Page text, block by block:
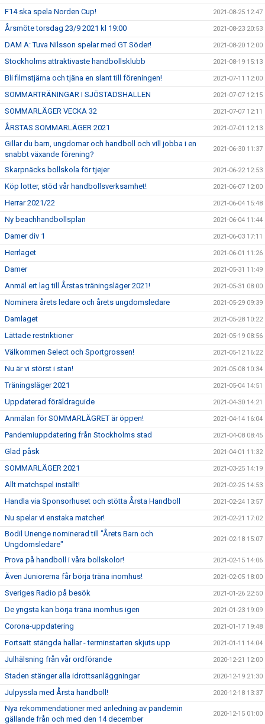
F14 ska spela Norden Cup! 2021-08-25 12:47
Årsmöte torsdag 23/9 2021 kl 19:00 2021-08-23 20:53
DAM A: Tuva Nilsson spelar med GT Söder! 2021-08-20 12:00
Stockholms attraktivaste handbollsklubb 2021-08-19 15:13
Bli filmstjärna och tjäna en slant till föreningen! 2021-07-11 12:00
SOMMARTRÄNINGAR I SJÖSTADSHALLEN 2021-07-07 12:15
SOMMARLÄGER VECKA 32 2021-07-07 12:11
ÅRSTAS SOMMARLÄGER 2021 2021-07-01 12:13
Gillar du barn, ungdomar och handboll och vill jobba i en
snabbt växande förening?
2021-06-30 11:37
Skarpnäcks bollskola för tjejer 2021-06-22 12:53
Köp lotter, stöd vår handbollsverksamhet! 2021-06-07 12:00
Herrar 2021/22 2021-06-04 15:48
Ny beachhandbollsplan 2021-06-04 11:44
Damer div 1 2021-06-03 17:11
Herrlaget 2021-06-01 11:26
Damer 2021-05-31 11:49
Anmäl ert lag till Årstas träningsläger 2021! 2021-05-31 08:00
Nominera årets ledare och årets ungdomsledare 2021-05-29 09:39
Damlaget 2021-05-28 10:22
Lättade restriktioner 2021-05-19 08:56
Välkommen Select och Sportgrossen! 2021-05-12 16:22
Nu är vi störst i stan! 2021-05-08 10:34
Träningsläger 2021 2021-05-04 14:51
Uppdaterad föräldraguide 2021-04-30 14:21
Anmälan för SOMMARLÄGRET är öppen! 2021-04-14 16:04
Pandemiuppdatering från Stockholms stad 2021-04-08 08:45
Glad påsk 2021-04-01 11:32
SOMMARLÄGER 2021 2021-03-25 14:19
Allt matchspel inställt! 2021-02-25 14:53
Handla via Sponsorhuset och stötta Årsta Handboll 2021-02-24 13:57
Nu spelar vi enstaka matcher! 2021-02-21 17:02
Bodil Unenge nominerad till "Årets Barn och
Ungdomsledare"
2021-02-18 15:07
Prova på handboll i våra bollskolor! 2021-02-15 14:06
Även Juniorerna får börja träna inomhus! 2021-02-05 18:00
Sveriges Radio på besök 2021-01-26 22:50
De yngsta kan börja träna inomhus igen 2021-01-23 19:09
Corona-uppdatering 2021-01-17 19:48
Fortsatt stängda hallar - terminstarten skjuts upp 2021-01-11 14:04
Julhälsning från vår ordförande 2020-12-21 12:00
Staden stänger alla idrottsanläggningar 2020-12-19 21:30
Julpyssla med Årsta handboll! 2020-12-18 13:37
Nya rekommendationer med anledning av pandemin
gällande från och med den 14 december
2020-12-15 01:00